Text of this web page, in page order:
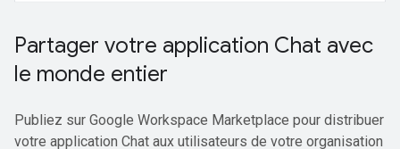
Partager votre application Chat avec
le monde entier
Publiez sur Google Workspace Marketplace pour distribuer
votre application Chat aux utilisateurs de votre organisation